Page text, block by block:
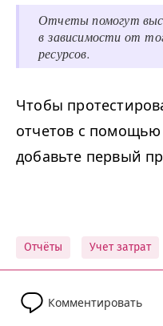
Отчеты помогут
в зависимости от
ресурсов.
Чтобы
отчетов с помощью
добавьте первый
Отчёты Учет затрат
Комментировать